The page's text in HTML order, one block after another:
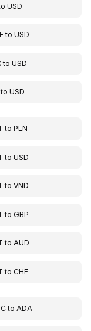
USD
toUSD
toUSD
toUSD
toPLN
toUSD
toVND
toGBP
toAUD
toCHF
to ADA